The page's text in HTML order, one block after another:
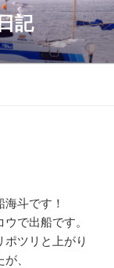
記
斗です！
で出船です。
ポツリと上がり
、